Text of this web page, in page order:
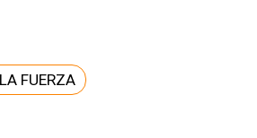
FUERZA